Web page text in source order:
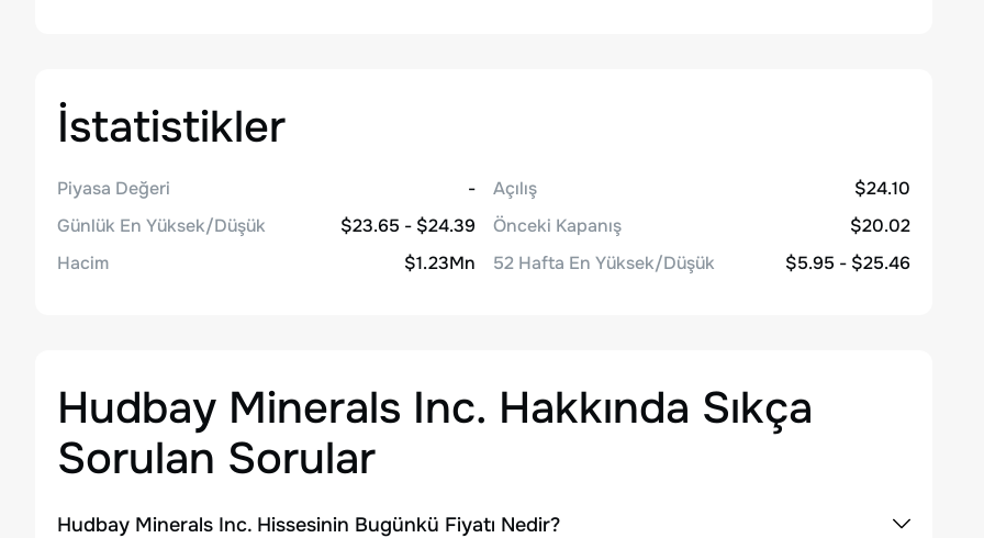
İstatistikler
Piyasa Değeri
-
Günlük En Yüksek/Düşük
$23.65 - $24.39
Hacim
$1.23Mn
Açılış
$24.10
Önceki Kapanış
$20.02
52 Hafta En Yüksek/Düşük
$5.95 - $25.46
Hudbay Minerals Inc. Hakkında Sıkça
Sorulan Sorular
Hudbay Minerals Inc. Hissesinin Bugünkü Fiyatı Nedir?